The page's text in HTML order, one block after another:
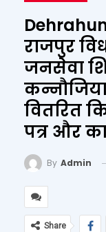
राजपुर
जनसेवा
वितरित
पत्र और
By Admin
Share